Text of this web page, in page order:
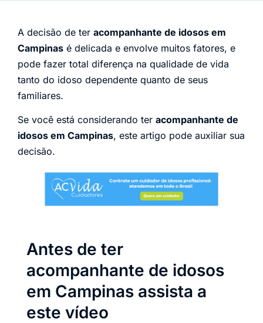
A decisão de ter acompanhante de idosos em
Campinas é delicada e envolve muitos fatores, e
pode fazer total diferença na qualidade de vida
tanto do idoso dependente quanto de seus
familiares.
Se você está considerando ter acompanhante de
idosos em Campinas, este artigo pode auxiliar sua
decisão.
Antes de ter
acompanhante de idosos
em Campinas assista a
este vídeo